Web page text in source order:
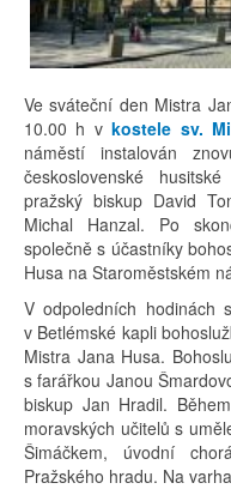
Ve sváteční den Mistra
10.00 h vkostele sv.
náměstí instalován
československé
pražský biskup David
Michal Hanzal. Po
společně s účastníky
Husa na Staroměstském
V odpoledních hodinách
v Betlémské kapli
Mistra Jana Husa.
s farářkou Janou
biskup Jan Hradil.
moravských učitelů s
Šimáčkem, úvodní
Pražského hradu. Na